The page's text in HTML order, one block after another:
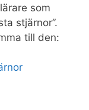
som
stjärnor”.
till den: